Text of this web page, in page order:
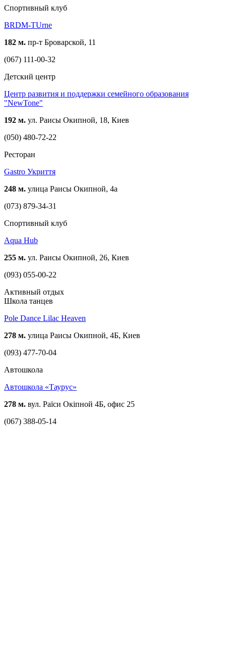
Спортивный клуб
BRDM-TUrne
182 м. пр-т Броварской, 11
(067) 111-00-32
Детский центр
Центр развития и поддержки семейного образования
"NewTone"
192 м. ул. Раисы Окипной, 18, Киев
(050) 480-72-22
Ресторан
Gastro Укриття
248 м. улица Раисы Окипной, 4а
(073) 879-34-31
Спортивный клуб
Aqua Hub
255 м. ул. Раисы Окипной, 26, Киев
(093) 055-00-22
Активный отдых
Школа танцев
Pole Dance Lilac Heaven
278 м. улица Раисы Окипной, 4Б, Киев
(093) 477-70-04
Автошкола
Автошкола «Таурус»
278 м. вул. Раїси Окіпной 4Б, офис 25
(067) 388-05-14